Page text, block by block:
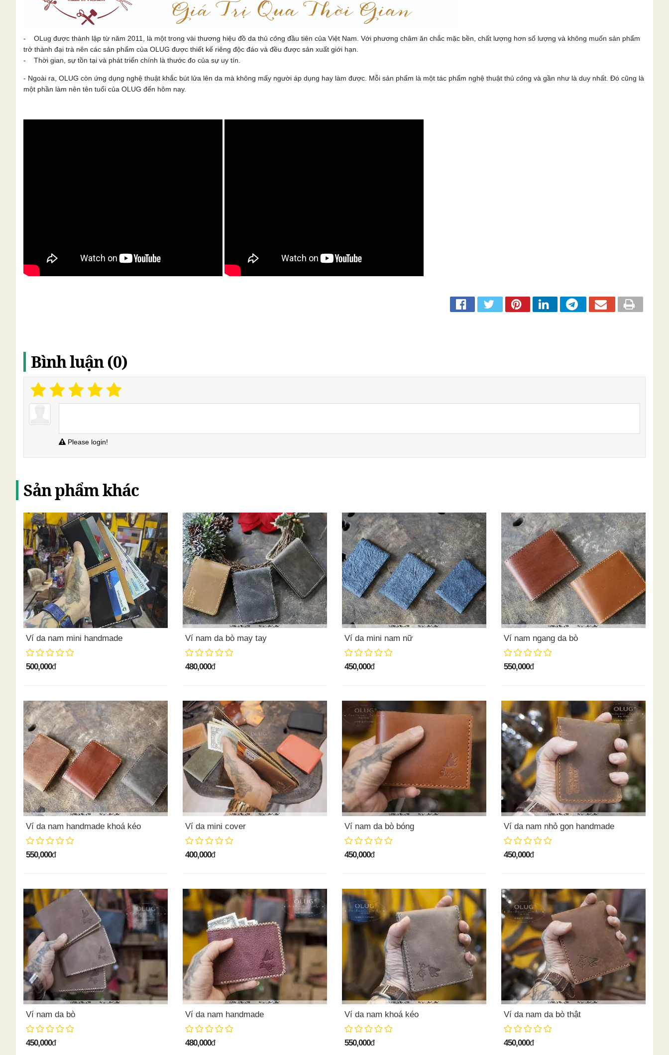
- OLug được thành lập từ năm 2011, là một trong vài thương hiệu đồ da thủ công đầu tiên của Việt Nam. Với phương châm ăn chắc mặc bền, chất lượng hơn số lượng và không muốn sản phẩm
trở thành đại trà nên các sản phẩm của OLUG được thiết kế riêng độc đáo và đều được sản xuất giới hạn.
- Thời gian, sự tồn tại và phát triển chính là thước đo của sự uy tín.
- Ngoài ra, OLUG còn ứng dụng nghệ thuật khắc bút lửa lên da mà không mấy người áp dụng hay làm được. Mỗi sản phẩm là một tác phẩm nghệ thuật thủ công và gần như là duy nhất. Đó cũng là
một phần làm nên tên tuổi của OLUG đến hôm nay.
Bình luận (0)
Please login!
Sản phẩm khác
Ví da nam mini handmade
500,000đ
Ví nam da bò may tay
480,000đ
Ví da mini nam nữ
450,000đ
Ví nam ngang da bò
550,000đ
Ví da nam handmade khoá kéo
550,000đ
Ví da mini cover
400,000đ
Ví nam da bò bóng
450,000đ
Ví da nam nhỏ gọn handmade
450,000đ
Ví nam da bò
450,000đ
Ví da nam handmade
480,000đ
Ví da nam khoá kéo
550,000đ
Ví da nam da bò thật
450,000đ